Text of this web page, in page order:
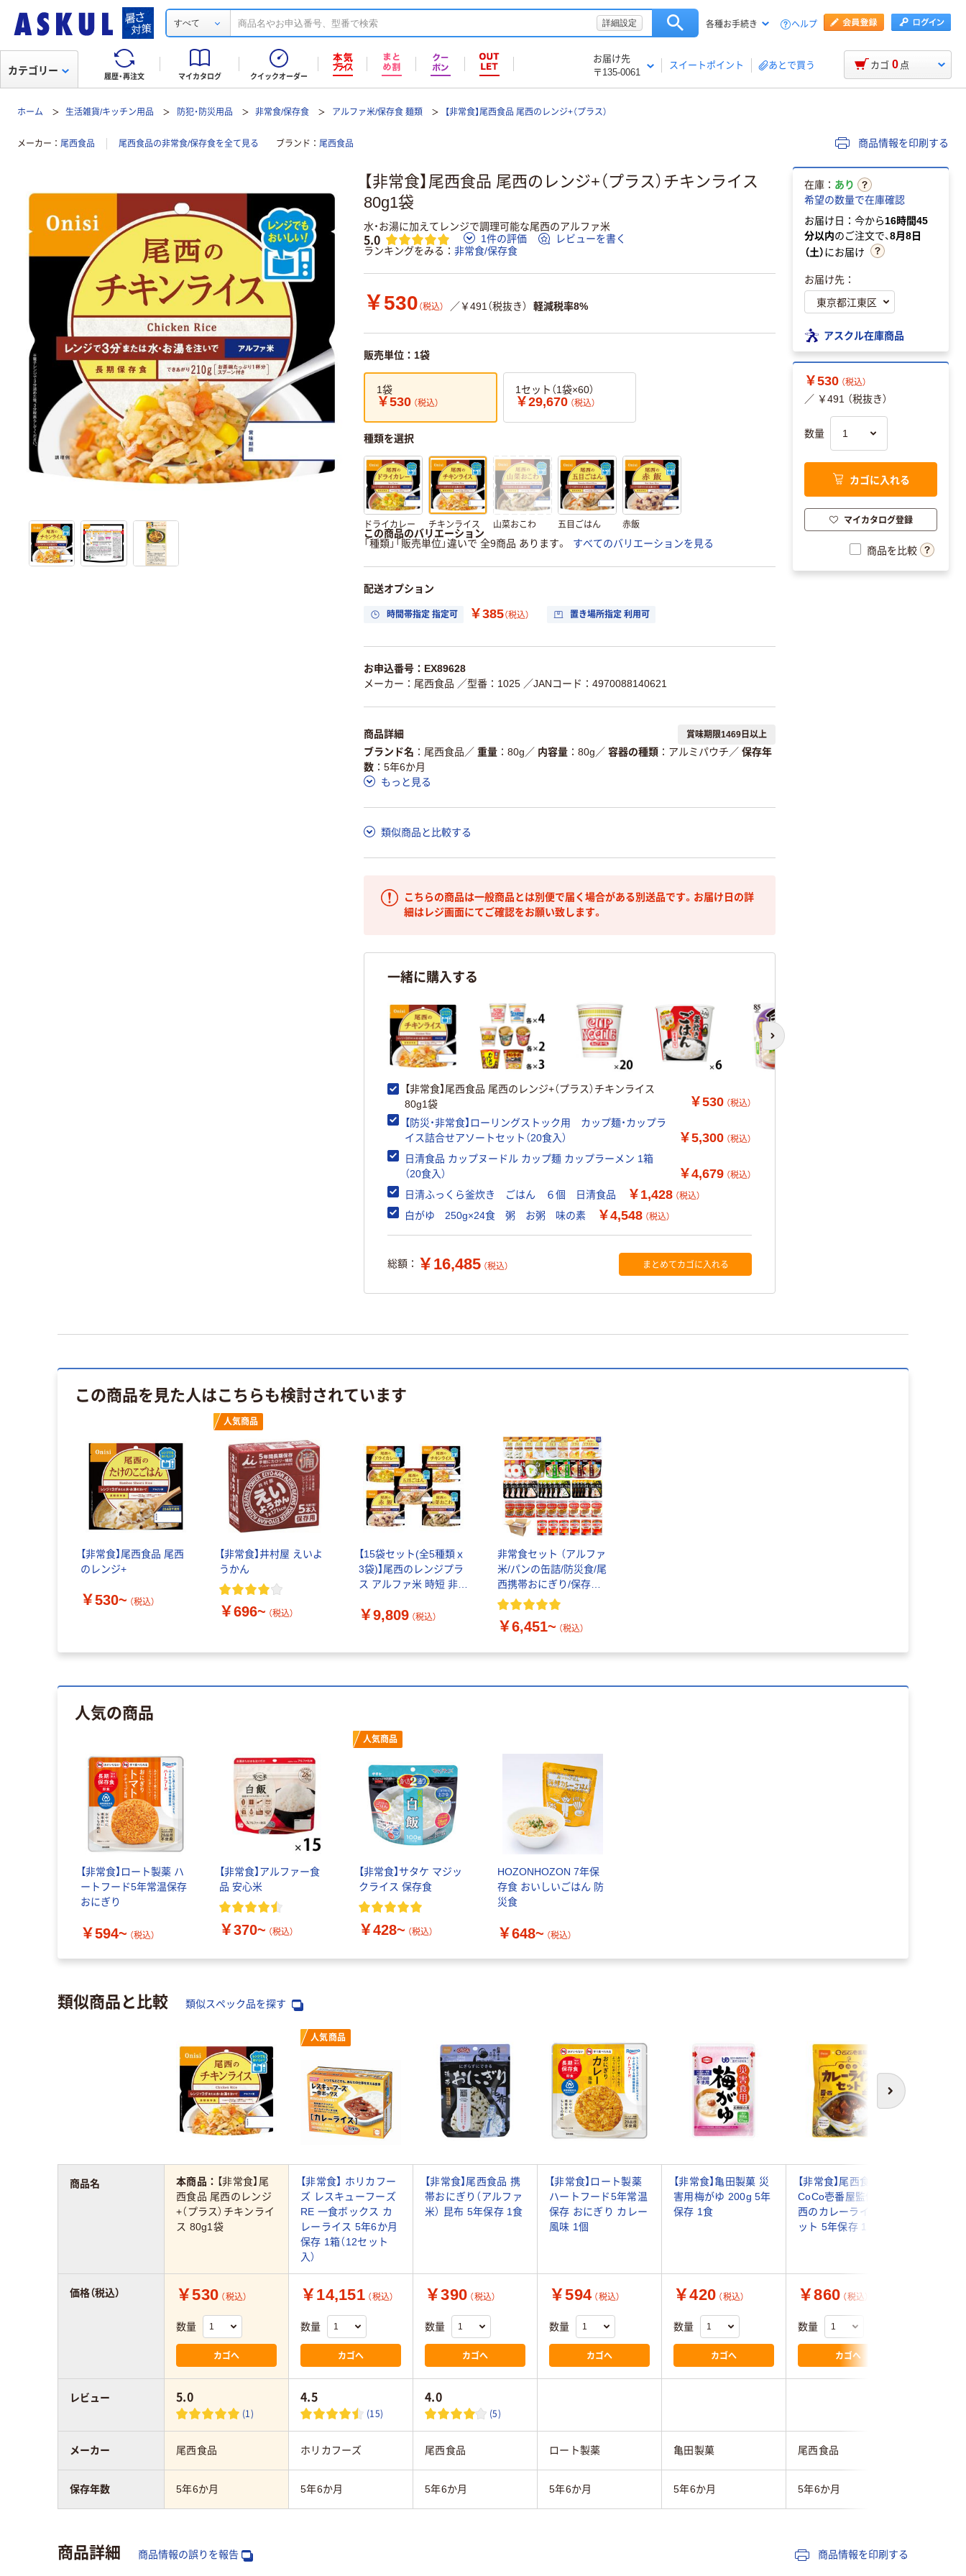
すべて 詳細設定 各種お手続き ヘルプ
履歴・再注文 マイカタログ クイックオーダー
お届け先
〒135-0061
スイートポイント あとで買う
カテゴリー カゴ 0 点
ホーム 生活雑貨/キッチン用品 防犯・防災用品 非常食/保存食 アルファ米/保存食 麺類 【非常食】尾西食品 尾西のレンジ+（プラス）
メーカー 尾西食品 尾西食品の非常食/保存食を全て見る ブランド 尾西食品 商品情報を印刷する
【非常食】尾西食品 尾西のレンジ+（プラス）チキンライス
80g1袋
水・お湯に加えてレンジで調理可能な尾西のアルファ米
5.0 1件の評価
レビューを書く
ランキングをみる
非常食/保存食
￥530 （税込） ／￥491（税抜き） 軽減税率8%
販売単位：1袋
1袋
￥530 （税込）
1セット（1袋×60）
￥29,670 （税込）
種類を選択
ドライカレー チキンライス 山菜おこわ 五目ごはん 赤飯
この商品のバリエーション
「種類」「販売単位」違いで 全9商品 あります。
すべてのバリエーションを見る
配送オプション
時間帯指定 指定可 ￥385（税込） 置き場所指定 利用可
お申込番号：EX89628
メーカー：尾西食品 ／型番：1025 ／JANコード：4970088140621
商品詳細 賞味期限1469日以上
ブランド名 尾西食品 ／ 重量 80g ／ 内容量 80g ／ 容器の種類 アルミパウチ ／ 保存年
数
5年6か月
もっと見る
類似商品と比較する
こちらの商品は一般商品とは別便で届く場合がある別送品です。お届け日の詳
細はレジ画面にてご確認をお願い致します。
一緒に購入する
次のスライドへ
【非常食】尾西食品 尾西のレンジ+（プラス）チキンライス
80g1袋
￥530 （税込）
【防災・非常食】ローリングストック用 カップ麺・カップラ
イス詰合せアソートセット（20食入）
￥5,300 （税込）
日清食品 カップヌードル カップ麺 カップラーメン 1箱
（20食入）
￥4,679 （税込）
日清ふっくら釜炊き ごはん ６個 日清食品 ￥1,428 （税込）
白がゆ 250g×24食 粥 お粥 味の素 ￥4,548 （税込）
総額： ￥16,485 （税込） まとめてカゴに入れる
在庫： あり
希望の数量で在庫確認
お届け日：今から16時間45
分以内のご注文で、8月8日
（土）にお届け
お届け先：
アスクル在庫商品
￥530 （税込）
／ ￥491 （税抜き）
数量
カゴに入れる
マイカタログ登録
商品を比較
この商品を見た人はこちらも検討されています
【非常食】尾西食品 尾西
のレンジ+
￥530~ （税込）
人気商品
【非常食】井村屋 えいよ
うかん
￥696~ （税込）
【15袋セット(全5種類ｘ
3袋)】尾西のレンジプラ
ス アルファ米 時短 非常
キャンプ アルファー米
￥9,809 （税込）
非常食セット （アルファ
米/パンの缶詰/防災食/尾
西携帯おにぎり/保存食/
備蓄用）
￥6,451~ （税込）
人気の商品
【非常食】ロート製薬 ハ
ートフード5年常温保存
おにぎり
￥594~ （税込）
【非常食】アルファー食
品 安心米
￥370~ （税込）
人気商品
【非常食】サタケ マジッ
クライス 保存食
￥428~ （税込）
HOZONHOZON 7年保
存食 おいしいごはん 防
災食
￥648~ （税込）
類似商品と比較 類似スペック品を探す
次へ
人気商品
本商品： 【非常食】尾
西食品 尾西のレンジ
+（プラス）チキンライ
ス 80g1袋
【非常食】 ホリカフー
ズ レスキューフーズ
RE 一食ボックス カ
レーライス 5年6か月
保存 1箱（12セット
入）
【非常食】尾西食品 携
帯おにぎり（アルファ
米） 昆布 5年保存 1食
【非常食】ロート製薬
ハートフード5年常温
保存 おにぎり カレー
風味 1個
【非常食】亀田製菓 災
害用梅がゆ 200g 5年
保存 1食
【非常食】尾西食品
CoCo壱番屋監修 尾
西のカレーライスセ
ット 5年保存 1食
￥530 （税込）
数量
カゴへ
￥14,151 （税込）
数量
カゴへ
￥390 （税込）
数量
カゴへ
￥594 （税込）
数量
カゴへ
￥420 （税込）
数量
カゴへ
￥860 （税込）
数量
カゴへ
5.0
(1)
4.5
(15)
4.0
(5)
尾西食品 ホリカフーズ 尾西食品 ロート製薬 亀田製菓 尾西食品
5年6か月 5年6か月 5年6か月 5年6か月 5年6か月 5年6か月
商品名
価格（税込）
レビュー
メーカー
保存年数
商品詳細 商品情報の誤りを報告 商品情報を印刷する